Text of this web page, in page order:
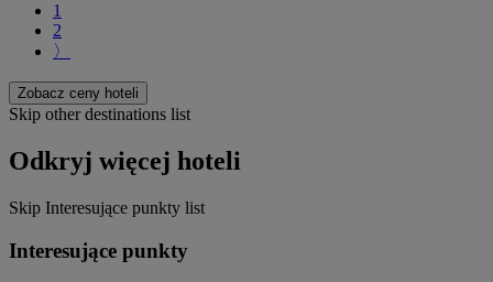
1
2
〉
Zobacz ceny hoteli
Skip other destinations list
Odkryj więcej hoteli
Skip Interesujące punkty list
Interesujące punkty